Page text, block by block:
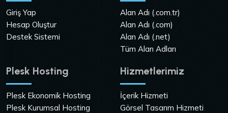
Giriş Yap
Hesap Oluştur
Destek Sistemi
Alan Adı (.com.tr)
Alan Adı (.com)
Alan Adı (.net)
Tüm Alan Adları
Plesk Hosting
Plesk Ekonomik Hosting
Plesk Kurumsal Hosting
Hizmetlerimiz
İçerik Hizmeti
Görsel Tasarım Hizmeti